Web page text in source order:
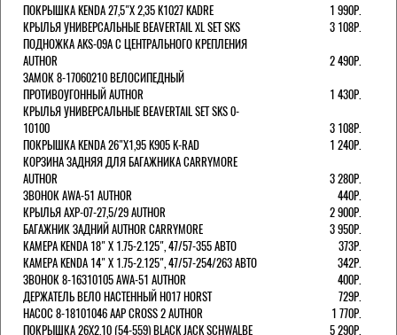
ПОКРЫШКА KENDA 27,5"Х 2,35 K1027 KADRE
1 990Р.
КРЫЛЬЯ УНИВЕРСАЛЬНЫЕ BEAVERTAIL XL SET SKS
3 108Р.
ПОДНОЖКА AKS-09A C ЦЕНТРАЛЬНОГО КРЕПЛЕНИЯ
AUTHOR
2 490Р.
ЗАМОК 8-17060210 ВЕЛОСИПЕДНЫЙ
ПРОТИВОУГОННЫЙ AUTHOR
1 430Р.
КРЫЛЬЯ УНИВЕРСАЛЬНЫЕ BEAVERTAIL SET SKS 0-
10100
3 108Р.
ПОКРЫШКА KENDA 26"Х1,95 K905 K-RAD
1 240Р.
КОРЗИНА ЗАДНЯЯ ДЛЯ БАГАЖНИКА CARRYMORE
AUTHOR
3 280Р.
ЗВОНОК AWA-51 AUTHOR
440Р.
КРЫЛЬЯ AXP-07-27,5/29 AUTHOR
2 900Р.
БАГАЖНИК ЗАДНИЙ AUTHOR CARRYMORE
3 950Р.
КАМЕРА KENDA 18" Х 1.75-2.125", 47/57-355 АВТО
373Р.
КАМЕРА KENDA 14" Х 1.75-2.125", 47/57-254/263 АВТО
342Р.
ЗВОНОК 8-16310105 AWA-51 AUTHOR
400Р.
ДЕРЖАТЕЛЬ ВЕЛО НАСТЕННЫЙ H017 HORST
729Р.
НАСОС 8-18101046 AAP CROSS 2 AUTHOR
1 770Р.
ПОКРЫШКА 26X2.10 (54-559) BLACK JACK SCHWALBE
5 290Р.